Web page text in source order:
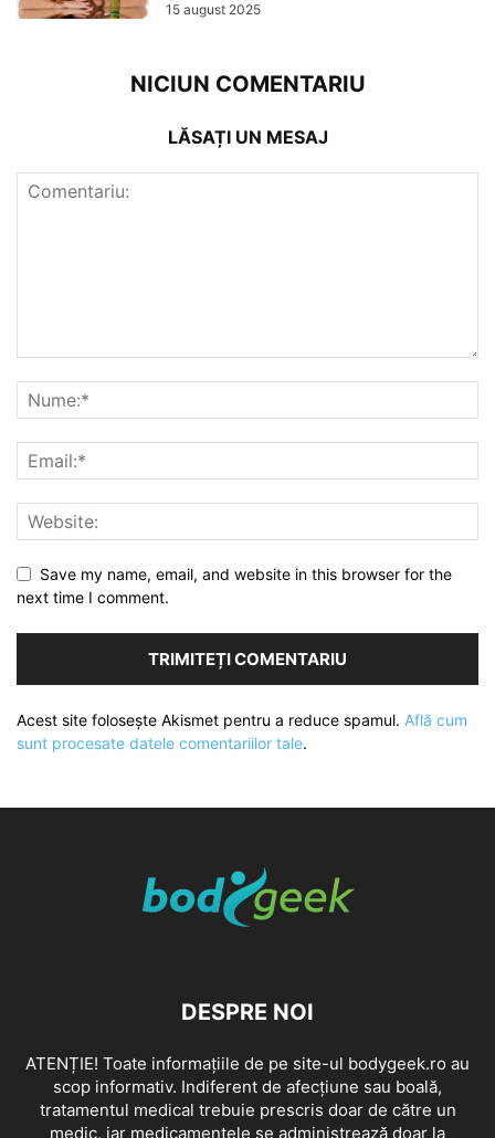
15 august 2025
NICIUN COMENTARIU
LĂSAȚI UN MESAJ
Save my name, email, and website in this browser for the
next time I comment.
Acest site folosește Akismet pentru a reduce spamul. Află cum
sunt procesate datele comentariilor tale.
DESPRE NOI
ATENȚIE! Toate informațiile de pe site-ul bodygeek.ro au
scop informativ. Indiferent de afecțiune sau boală,
tratamentul medical trebuie prescris doar de către un
medic, iar medicamentele se administrează doar la